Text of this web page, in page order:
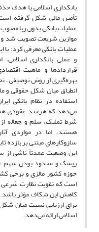
بانکداری اسلامی با هدف
تأمین مالی شکل گرفته
موازین شریعت تصویب شد و
عملیات بانکی معرفی کرد؛
و عملی بانکداری
قراردادها و ماهیت
بهره‌گیری از روش توصیفی ـ
انطباق میان شکل حقوقی و
استفاده در نظام بانکی
می‌دهد که هرچند عقودی
شرط تملیک، سلم و جعاله
هستند، اما در مواردی
سازوکارهای مبتنی بر
این وضعیت عمدتاً ناشی از
ریسک و محدود بودن سهم
حوزه کشور مالزی و برخی
است که تقویت نظارت شرعی
کاهش این شکاف مؤثر باشد.
برای ارزیابی نسبت میان
اسلامی ارائه می‌دهد.